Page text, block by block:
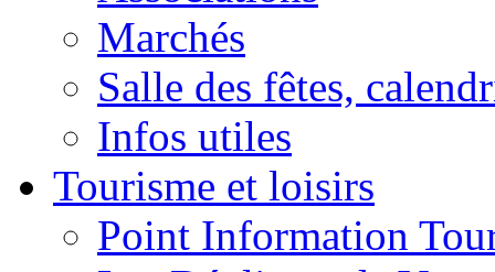
Marchés
Salle des fêtes,
Infos utiles
Tourisme et loisirs
Point Information